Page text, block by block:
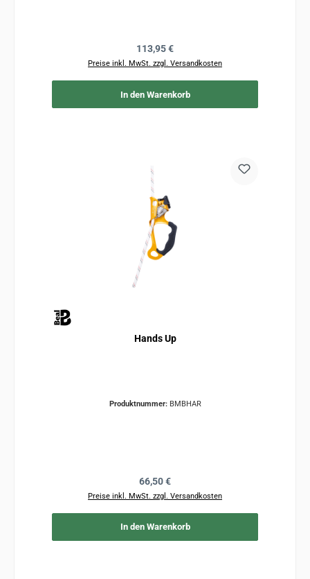
Regulärer Preis:
113,95 €
Preise inkl. MwSt. zzgl. Versandkosten
In den Warenkorb
Hands Up
Produktnummer: BMBHAR
Regulärer Preis:
66,50 €
Preise inkl. MwSt. zzgl. Versandkosten
In den Warenkorb